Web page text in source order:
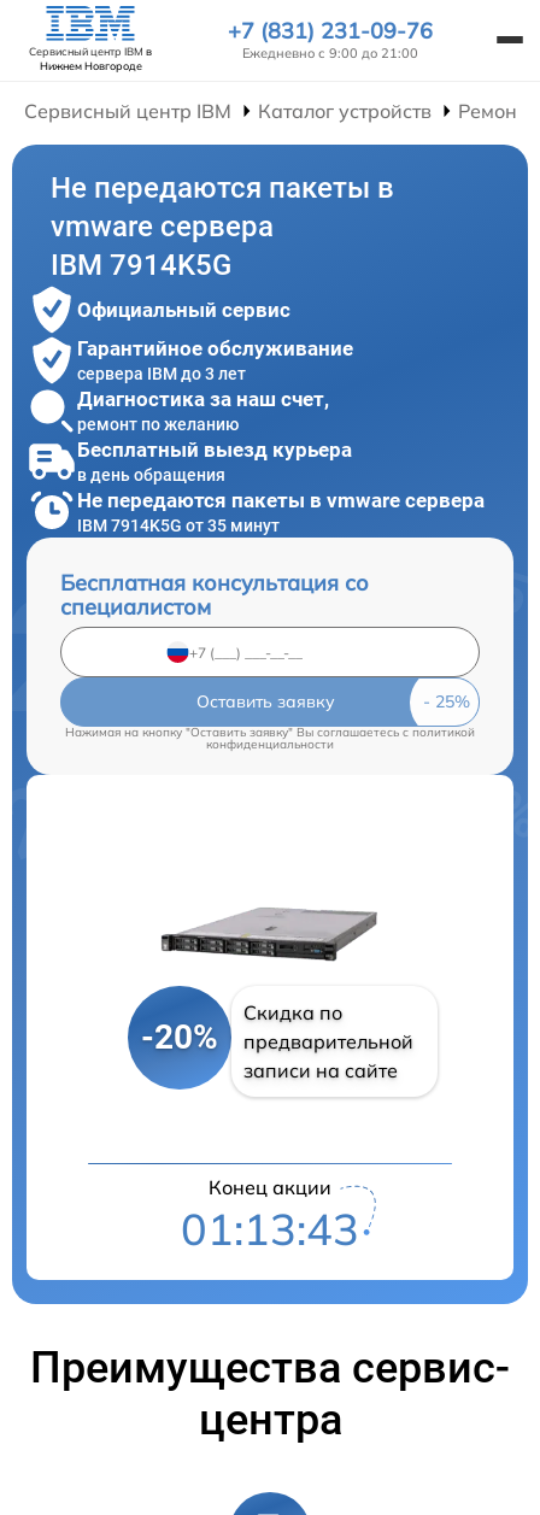
Сервисный центр IBM в
Нижнем Новгороде
+7 (831) 231-09-76
Ежедневно с 9:00 до 21:00
Сервисный центр IBM Каталог устройств Ремонт
Не передаются пакеты в
vmware сервера
IBM 7914K5G
Официальный сервис
Гарантийное обслуживание
сервера IBM до 3 лет
Диагностика за наш счет,
ремонт по желанию
Бесплатный выезд курьера
в день обращения
Не передаются пакеты в vmware сервера
IBM 7914K5G от 35 минут
Бесплатная консультация со
специалистом
Оставить заявку
Нажимая на кнопку "Оставить заявку" Вы соглашаетесь c политикой
конфиденциальности
-20%
Скидка по
предварительной
записи на сайте
Конец акции
01:13:42
Преимущества сервис-
центра